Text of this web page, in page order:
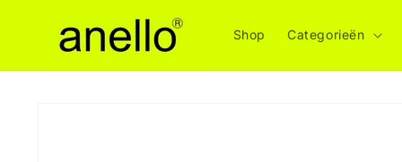
content
Shop Categorieën